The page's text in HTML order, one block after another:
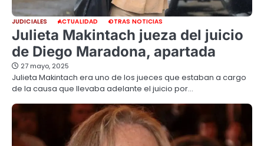
JUDICIALES ACTUALIDAD OTRAS NOTICIAS
Julieta Makintach jueza del juicio
de Diego Maradona, apartada
27 mayo, 2025
Julieta Makintach era uno de los jueces que estaban a cargo
de la causa que llevaba adelante el juicio por…